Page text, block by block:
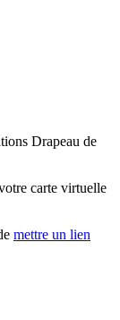
Drapeau de
carte virtuelle
mettre un lien